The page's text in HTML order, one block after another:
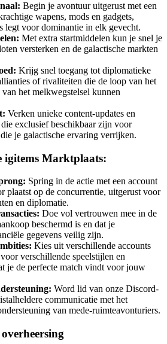
Begin je avontuur uitgerust met een
wapens, mods en gadgets,
legt voor dominantie in elk gevecht.
Met extra startmiddelen kun je snel je
versterken en de galactische markten
Krijg snel toegang tot diplomatieke
of rivaliteiten die de loop van het
het melkwegstelsel kunnen
Verken unieke content-updates en
exclusief beschikbaar zijn voor
je galactische ervaring verrijken.
igitems Marktplaats:
Spring in de actie met een account
plaatst op de concurrentie, uitgerust voor
en diplomatie.
Doe vol vertrouwen mee in de
beschermd is en dat je
gegevens veilig zijn.
Kies uit verschillende accounts
verschillende speelstijlen en
je de perfecte match vindt voor jouw
Word lid van onze Discord-
communicatie met het
van mede-ruimteavonturiers.